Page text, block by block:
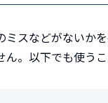
スなどがないか
。以下でも使うこ